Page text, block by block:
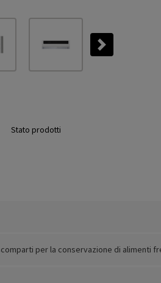
Next
Stato prodotti
per la conservazione di alimenti